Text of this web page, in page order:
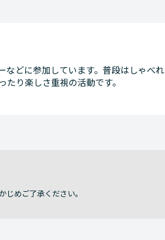
などに参加しています。普段はしゃべれ
り楽しさ重視の活動です。
めご了承ください。